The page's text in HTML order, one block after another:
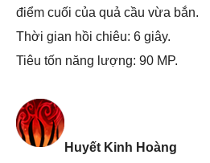
điểm cuối của quả cầu vừa bắn.
Thời gian hồi chiêu: 6 giây.
Tiêu tốn năng lượng: 90 MP.
Huyết Kinh Hoàng